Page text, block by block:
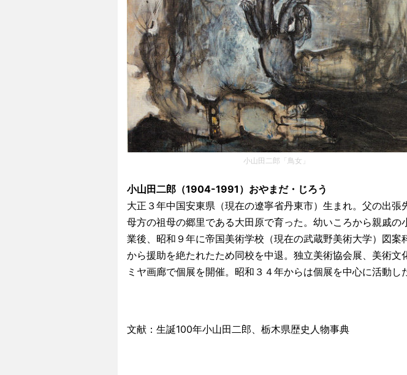
小山田二郎「鳥女」
小山田二郎（1904-1991）おやまだ・じろう
大正３年中国安東県（現在の遼寧省丹東市）生まれ。父の出
母方の祖母の郷里である大田原で育った。幼いころから親戚
業後、昭和９年に帝国美術学校（現在の武蔵野美術大学）図
から援助を絶たれたため同校を中退。独立美術協会展、美術
ミヤ画廊で個展を開催。昭和３４年からは個展を中心に活動し
文献：生誕100年小山田二郎、栃木県歴史人物事典